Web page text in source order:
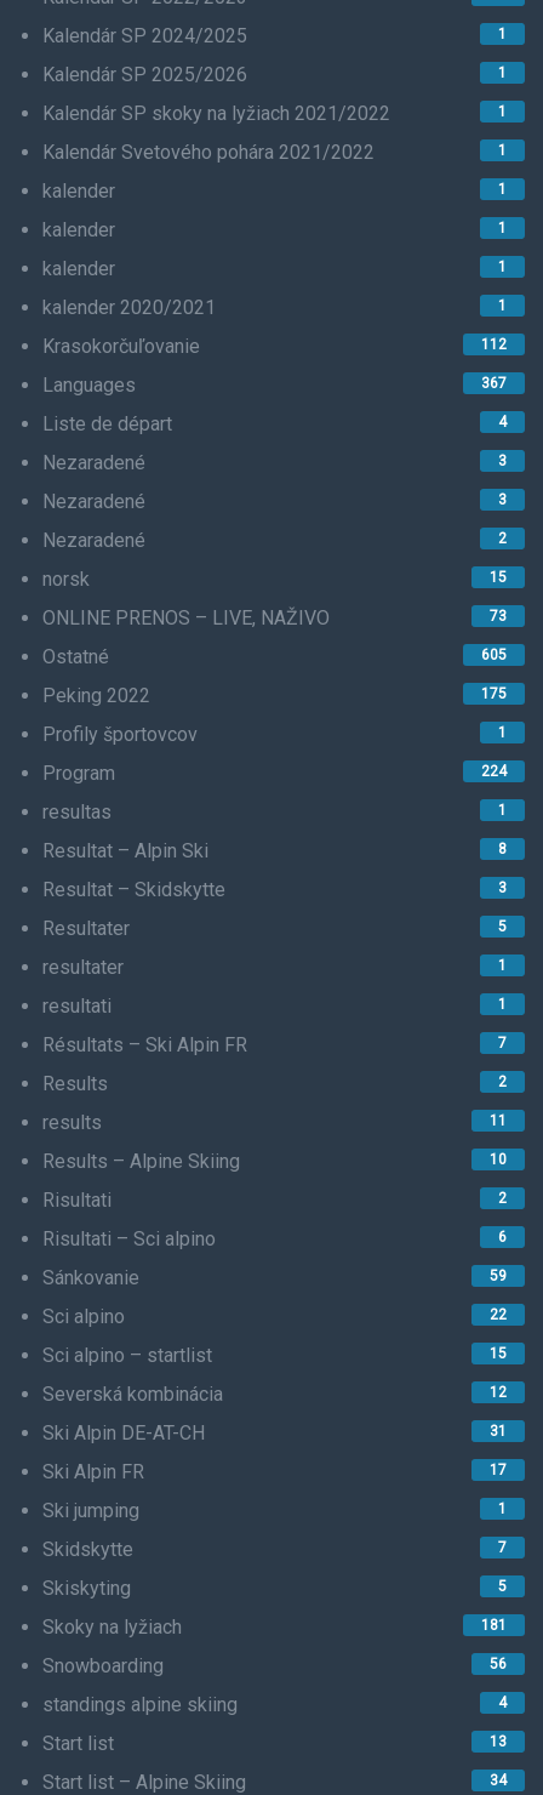
Kalendár SP 2024/2025 1
Kalendár SP 2025/2026 1
Kalendár SP skoky na lyžiach 2021/2022 1
Kalendár Svetového pohára 2021/2022 1
kalender 1
kalender 1
kalender 1
kalender 2020/2021 1
Krasokorčuľovanie 112
Languages 367
Liste de départ 4
Nezaradené 3
Nezaradené 3
Nezaradené 2
norsk 15
ONLINE PRENOS – LIVE, NAŽIVO 73
Ostatné 605
Peking 2022 175
Profily športovcov 1
Program 224
resultas 1
Resultat – Alpin Ski 8
Resultat – Skidskytte 3
Resultater 5
resultater 1
resultati 1
Résultats – Ski Alpin FR 7
Results 2
results 11
Results – Alpine Skiing 10
Risultati 2
Risultati – Sci alpino 6
Sánkovanie 59
Sci alpino 22
Sci alpino – startlist 15
Severská kombinácia 12
Ski Alpin DE-AT-CH 31
Ski Alpin FR 17
Ski jumping 1
Skidskytte 7
Skiskyting 5
Skoky na lyžiach 181
Snowboarding 56
standings alpine skiing 4
Start list 13
Start list – Alpine Skiing 34